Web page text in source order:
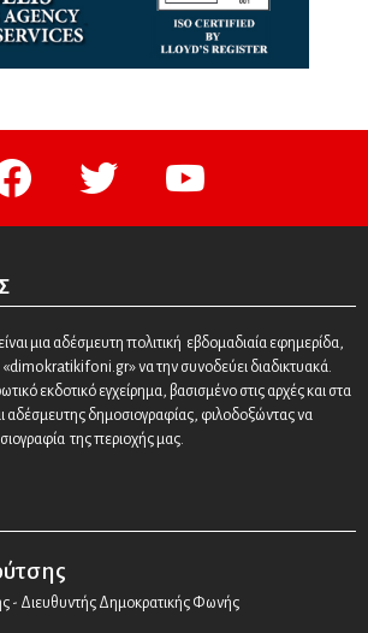
facebook twitter youtube
μια αδέσμευτη πολιτική εβδομαδιαία εφημερίδα,
να την συνοδεύει διαδικτυακά.
εκδοτικό εγχείρημα, βασισμένο στις αρχές και στα
αδέσμευτης δημοσιογραφίας, φιλοδοξώντας να
της περιοχής μας.
- Διευθυντής Δημοκρατικής Φωνής